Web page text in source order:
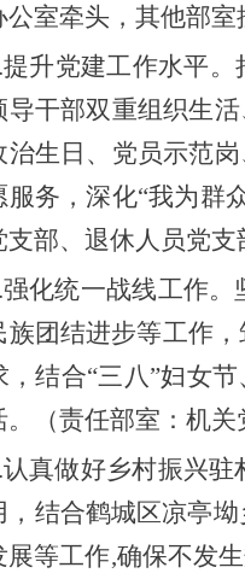
公室牵头， 其他部室
提升党建工作水平。
导干部双重组织生
治生日、党员示范
服务，深化“我为群
支部、退休人员党支
强化统一战线工作。
族团结进步等工作
，结合“三八”妇女
（责任部室： 机关
.认真做好乡村振兴驻
，结合鹤城区凉亭坳
展等工作,确保不发